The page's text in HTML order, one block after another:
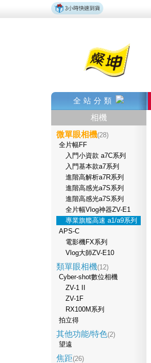
全站分類
相機
微單眼相機(28)
全片幅FF
入門小資款 a7C系列
入門基本款a7系列
進階高解析a7R系列
進階高感光a7S系列
進階高感光a7S系列
全片幅Vlog神器ZV-E1
專業旗艦高速 a1/a9系列
APS-C
電影機FX系列
Vlog大師ZV-E10
類單眼相機(12)
Cyber-shot數位相機
ZV-1 II
ZV-1F
RX100M系列
拍立得
其他功能/特色(2)
望遠
焦距(26)